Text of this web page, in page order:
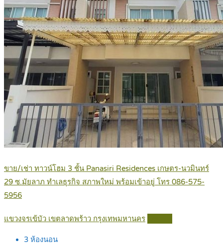
ขาย/เช่า ทาวน์โฮม 3 ชั้น Panasiri Residences เกษตร-นวมินทร์
29 ซ.มัยลาภ ทำเลธุรกิจ สภาพใหม่ พร้อมเข้าอยู่ โทร 086-575-
5956
แขวงจรเข้บัว เขตลาดพร้าว กรุงเทพมหานคร
3 ห้องนอน